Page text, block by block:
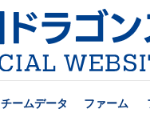
チームデータ ファーム